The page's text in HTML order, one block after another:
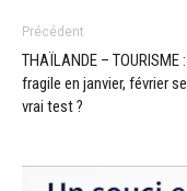
Précédent
THAÏLANDE – TOURISME
fragile en janvier, février
vrai test ?